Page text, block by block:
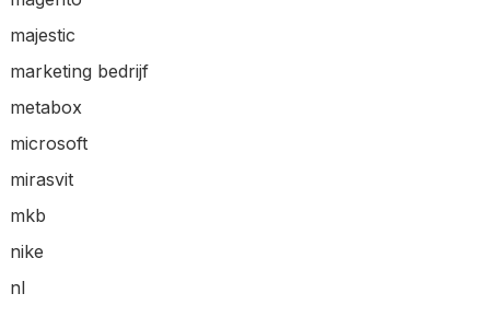
majestic
marketing bedrijf
metabox
microsoft
mirasvit
mkb
nike
nl